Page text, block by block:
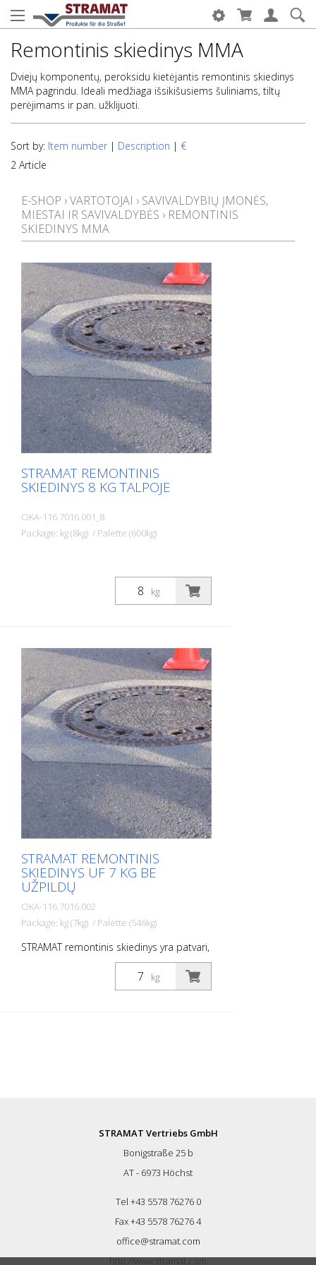
Remontinis skiedinys MMA
Dviejų komponentų, peroksidu kietėjantis remontinis skiedinys
MMA pagrindu. Ideali medžiaga išsikišusiems šuliniams, tiltų
perėjimams ir pan. užklijuoti.
Sort by: Item number | Description | €
2 Article
E-SHOP ›VARTOTOJAI › SAVIVALDYBIŲ ĮMONĖS,
MIESTAI IR SAVIVALDYBĖS › REMONTINIS
SKIEDINYS MMA
STRAMAT REMONTINIS
SKIEDINYS 8 KG TALPOJE
OKA-116.7016.001_8
Package: kg (8kg) / Palette (600kg)
kg
STRAMAT REMONTINIS
SKIEDINYS UF 7 KG BE
UŽPILDŲ
OKA-116.7016.002
Package: kg (7kg) / Palette (546kg)
STRAMAT remontinis skiedinys yra patvari,
atspari trinčiai ir atmosferos poveikiui
danga, skirta kliūtims, pavyzdžiui, šulinių
dangčiams, nuovažoms ir pan., sklandžiai
sandūrose tiltų perėjimų srityje. Medžiagą
yra pakankamai elastinga, kad galėtų
prisitaikyti prie nedidelių judesių. Dėl to
būna su kitomis medžiagomis.
kg
STRAMAT Vertriebs GmbH
Bonigstraße 25 b
AT - 6973 Höchst
Tel +43 5578 76276 0
Fax +43 5578 76276 4
office@stramat.com
http://www.stramat.com